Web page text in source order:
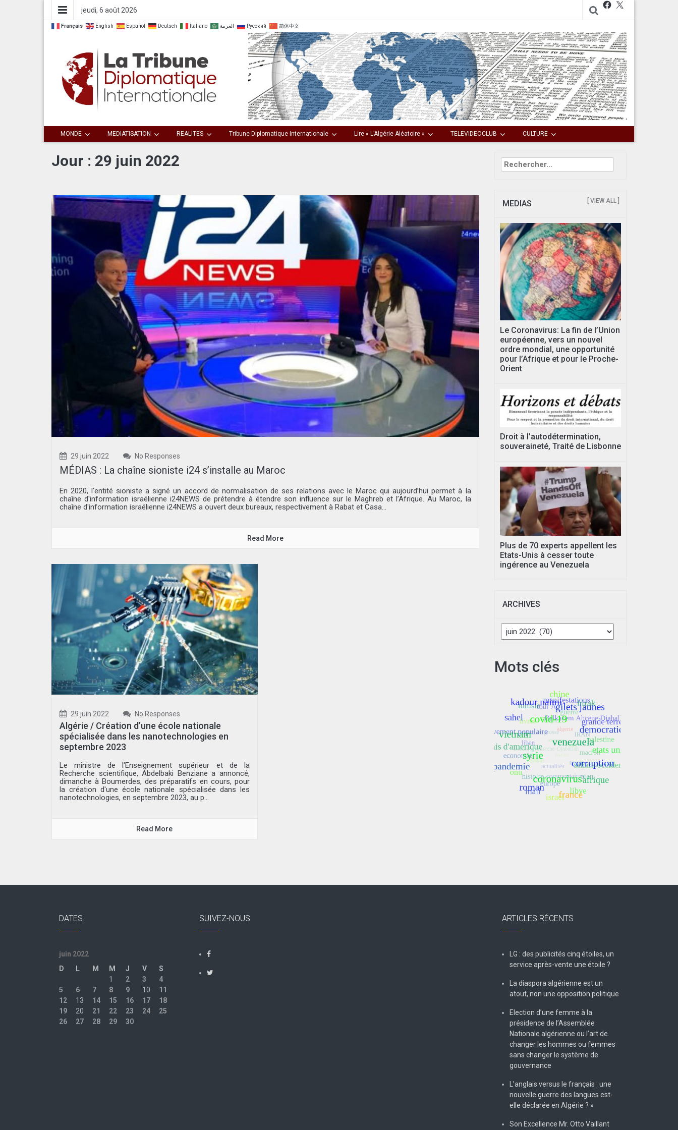
jeudi, 6 août 2026
Français English Español Deutsch Italiano العربية Русский 简体中文
Facebook
La Tribune
Diplomatique
MONDE MEDIATISATION REALITES Tribune Diplomatique Internationale Lire « L’Algérie Aléatoire » TELEVIDEOCLUB CULTURE
Jour : 29 juin 2022
29 juin 2022 No Responses
MÉDIAS : La chaîne sioniste i24 s’installe au Maroc
En 2020, l'entité sioniste a signé un accord de normalisation de ses relations avec le Maroc qui aujourd’hui permet à la
chaîne d'information israélienne i24NEWS de prétendre à étendre son influence sur le Maghreb et l’Afrique. Au Maroc, la
chaîne d'information israélienne i24NEWS a ouvert deux bureaux, respectivement à Rabat et Casa...
Read More
29 juin 2022 No Responses
Algérie / Création d’une école nationale
spécialisée dans les nanotechnologies en
septembre 2023
Le ministre de l'Enseignement supérieur et de la
Recherche scientifique, Abdelbaki Benziane a annoncé,
dimanche à Boumerdes, des préparatifs en cours, pour
la création d'une école nationale spécialisée dans les
nanotechnologies, en septembre 2023, au p...
Read More
Rechercher :
MEDIAS [ VIEW ALL ]
Le Coronavirus: La fin de l’Union
européenne, vers un nouvel
ordre mondial, une opportunité
pour l’Afrique et pour le Proche-
Orient
Droit à l’autodétermination,
souveraineté, Traité de Lisbonne
Plus de 70 experts appellent les
Etats-Unis à cesser toute
ingérence au Venezuela
ARCHIVES
Archives
Mots clés
DATES
juin 2022
D
L M M J V
S
1
2 3
4
5
6 7 8 9 10
11
12
13 14 15 16 17
18
19
20 21 22 23 24
25
26
27 28 29 30
SUIVEZ-NOUS ARTICLES RÉCENTS
LG : des publicités cinq étoiles, un
service après-vente une étoile ?
La diaspora algérienne est un
atout, non une opposition politique
Election d’une femme à la
présidence de l’Assemblée
Nationale algérienne ou l’art de
changer les hommes ou femmes
sans changer le système de
gouvernance
L’anglais versus le français : une
nouvelle guerre des langues est-
elle déclarée en Algérie ? »
Son Excellence Mr. Otto Vaillant